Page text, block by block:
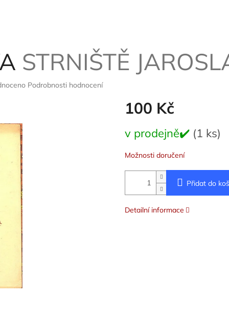
STRNIŠTĚ
Podrobnosti hodnocení
100 Kč
cena:
v prodejně✔️ (1 ks)
Možnosti doručení
Přidat do
Detailní informace